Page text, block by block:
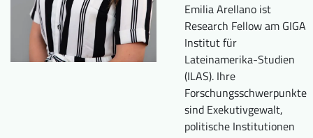
Downloads Wer wir sind
FAQ Newsletter
Emilia Arellano ist
Research Fellow am GIGA
Institut für
Lateinamerika-Studien
(ILAS). Ihre
Forschungsschwerpunkte
sind Exekutivgewalt,
politische Institutionen